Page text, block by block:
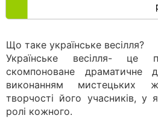
Що таке українське весілля?
Українське весілля- це
скомпоноване драматичне
виконанням мистецьких
творчості його учасників, у
ролі кожного.